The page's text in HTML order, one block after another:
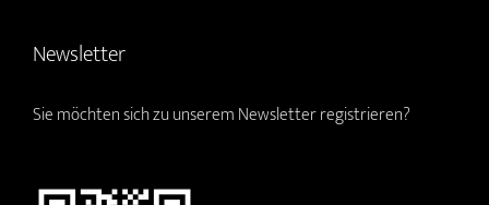
Newsletter
Sie möchten sich zu unserem Newsletter registrieren?